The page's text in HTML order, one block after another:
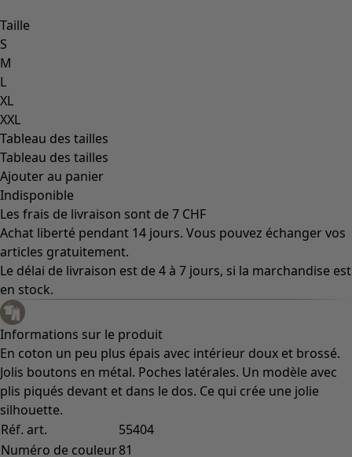
Taille
S
M
L
XL
XXL
Tableau des tailles
Tableau des tailles
Ajouter au panier
Indisponible
Les frais de livraison sont de 7 CHF
Achat liberté pendant 14 jours. Vous pouvez échanger vos
articles gratuitement.
Le délai de livraison est de 4 à 7 jours, si la marchandise est
en stock.
Informations sur le produit
En coton un peu plus épais avec intérieur doux et brossé.
Jolis boutons en métal. Poches latérales. Un modèle avec
plis piqués devant et dans le dos. Ce qui crée une jolie
silhouette.
Réf. art.
55404
Numéro de couleur81